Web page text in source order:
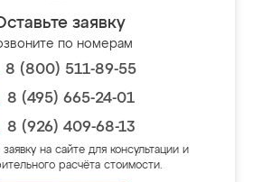
заявку
по номерам
8 (800) 511-89-55
8 (495) 665-24-01
8 (926) 409-68-13
на сайте для консультации и
расчёта стоимости.